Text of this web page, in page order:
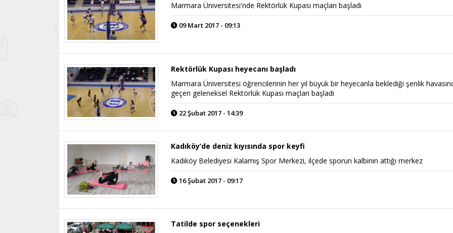
Marmara Üniversitesi'nde Rektörlük Kupası maçları başladı
09 Mart 2017 - 09:13
Rektörlük Kupası heyecanı başladı
Marmara Üniversitesi öğrencilerinin her yıl büyük bir heyecanla beklediği şenlik
geçen geleneksel Rektörlük Kupası maçları başladı
22 Şubat 2017 - 14:39
Kadıköy’de deniz kıyısında spor keyfi
Kadıköy Belediyesi Kalamış Spor Merkezi, ilçede sporun kalbinin attığı merkez
16 Şubat 2017 - 09:17
Tatilde spor seçenekleri